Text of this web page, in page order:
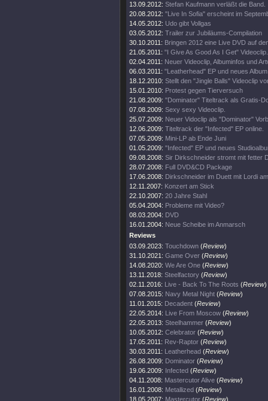
13.09.2012: Stefan Kaufmann verläßt die Band.
20.08.2012: "Live In Sofia" erscheint im
14.05.2012: Udo gibt Vollgas
03.05.2012: Trailer zur Jubiläums-Compilation
30.10.2011: Bringen 2012 eine Live DVD auf
21.05.2011: "I Give As Good As I Get" Videoclip.
02.04.2011: Neuer Videoclip, Albuminfos und
06.03.2011: "Leatherhead" EP und neues
18.12.2010: Stellt den "Jingle Balls" Videoclip
15.01.2010: Protest gegen Tierversuch
21.08.2009: "Dominator" Titeltrack als Gratis-
07.08.2009: Sexy sexy Videoclip.
25.07.2009: Neuer Vidoclip als "Dominator"
12.06.2009: Titeltrack der "Infected" EP online.
07.05.2009: Mini-LP ab Ende Juni
01.05.2009: "Infected" EP und neues
09.08.2008: Sir Dirkschneider stromt mit fetter
28.07.2008: Full DVD&CD Package
17.06.2008: Dirkschneider im Duett mit Lordi
12.11.2007: Konzert am Stick
22.10.2007: 20 Jahre Stahl
05.04.2004: Probleme mit Video?
08.03.2004: DVD
16.01.2004: Neue Scheibe im Anmarsch
Reviews
03.09.2023: Touchdown (Review)
31.10.2021: Game Over (Review)
14.08.2020: We Are One (Review)
13.11.2018: Steelfactory (Review)
02.11.2016: Live - Back To The Roots (Review)
07.08.2015: Navy Metal Night (Review)
11.01.2015: Decadent (Review)
22.05.2014: Live From Moscow (Review)
22.05.2013: Steelhammer (Review)
10.05.2012: Celebrator (Review)
17.05.2011: Rev-Raptor (Review)
30.03.2011: Leatherhead (Review)
26.08.2009: Dominator (Review)
19.06.2009: Infected (Review)
04.11.2008: Mastercutor Alive (Review)
16.01.2008: Metallized (Review)
18.05.2007: Mastercutor (Review)